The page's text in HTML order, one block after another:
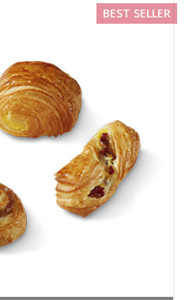
BEST SELLER